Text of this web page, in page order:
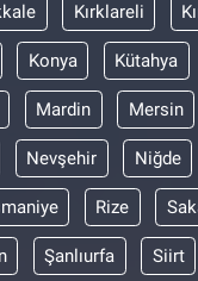
Kırklareli
Konya Kütahya
Mardin Mersin
Nevşehir Niğde
Rize
Şanlıurfa Siirt